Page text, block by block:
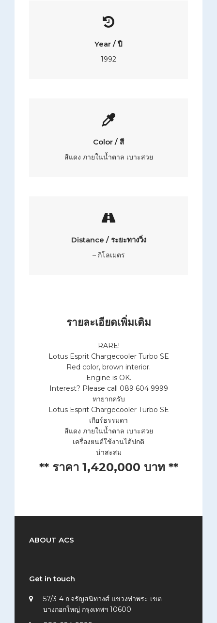
Year / ปี
1992
Color / สี
สีแดง ภายในน้ำตาล เบาะสวย
Distance / ระยะทางวิ่ง
– กิโลเมตร
รายละเอียดเพิ่มเติม
RARE!
Lotus Esprit Chargecooler Turbo SE
Red color, brown interior.
Engine is OK.
Interest? Please call 089 604 9999
หายากครับ
Lotus Esprit Chargecooler Turbo SE
เกียร์ธรรมดา
สีแดง ภายในน้ำตาล เบาะสวย
เครื่องยนต์ใช้งานได้ปกติ
น่าสะสม
** ราคา 1,420,000 บาท **
ABOUT ACS
Get in touch
57/3-4 ถ.จรัญสนิทวงศ์ แขวงท่าพระ เขต
บางกอกใหญ่ กรุงเทพฯ 10600